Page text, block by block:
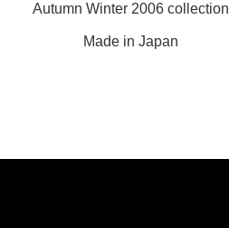
Autumn Winter 2006 collection
Made in Japan